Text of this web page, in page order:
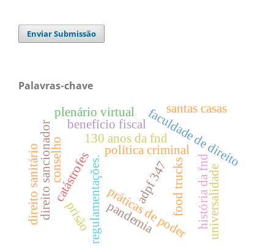
Enviar Submissão
Palavras-chave
food trucks
política criminalfaculdade de direito
regulamentações.práticas de poder
catástrofes
conselho história da fnd
130 anos da fnd
direito sancionador benefício fiscal
adpf 347
prisão
direito sanitário
plenário virtual
universalidade
pandemia
santas casas